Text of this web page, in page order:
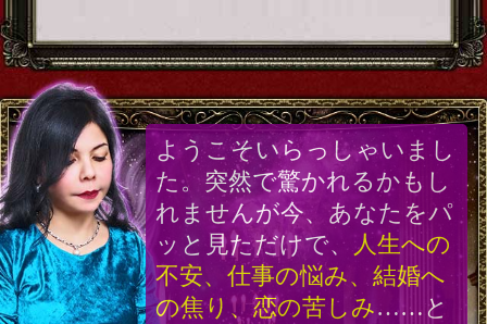
ようこそいらっしゃいまし
た。突然で驚かれるかもし
れませんが今、あなたをパ
ッと見ただけで、 人生への
不安、仕事の悩み、結婚へ
の焦り、恋の苦しみ……と